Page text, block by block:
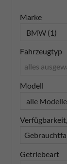
Marke
Fahrzeugtyp
alles
Modell
Getriebeart